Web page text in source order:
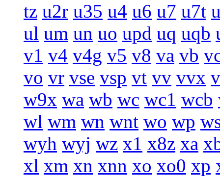
tz u2r u35 u4 u6 u7 u7t
ul um un uo upd uq uqb
v1 v4 v4g v5 v8 va vb
vo vr vse vsp vt vv vvx
w9x wa wb wc wc1 wcb
wl wm wn wnt wo wp
wyh wyj wz x1 x8z xa
xl xm xn xnn xo xo0 xp